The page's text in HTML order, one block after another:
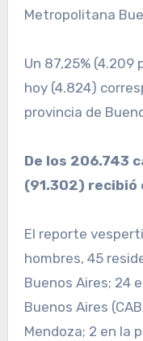
Metropolitana
Un 87,25%
hoy (4.824)
provincia de
De los 206.743
(91.302) recibió
El reporte
hombres, 45
Buenos Aires; 24
Buenos Aires
Mendoza; 2 en la